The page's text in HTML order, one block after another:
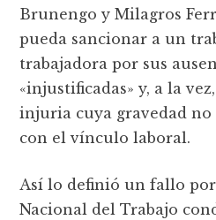
Brunengo y Milagros
pueda sancionar a un
trabajadora por sus
«injustificadas» y, a la
injuria cuya gravedad
con el vínculo laboral.
Así lo definió un fallo
Nacional del Trabajo